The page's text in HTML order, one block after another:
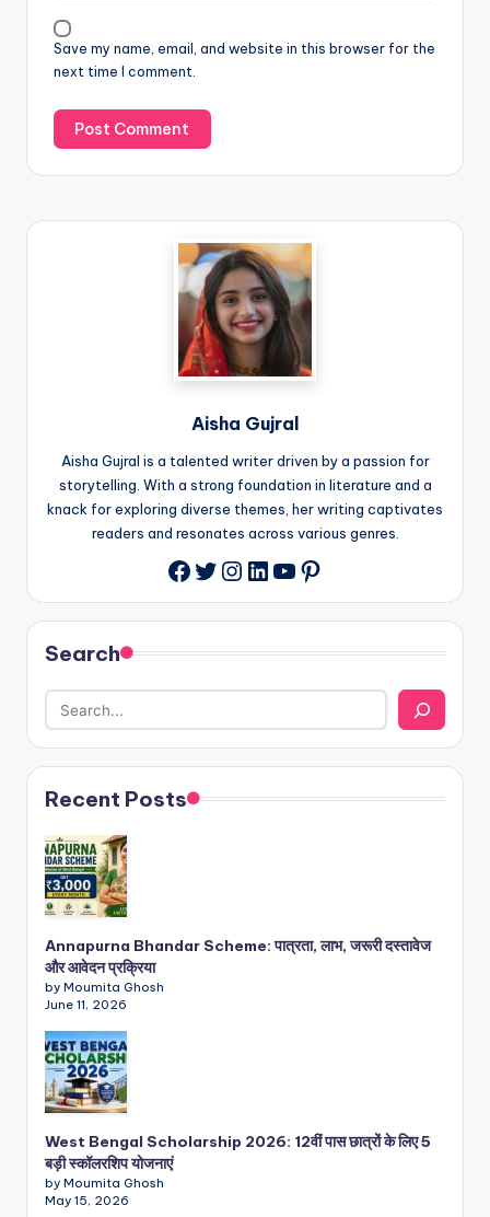
Save my name, email, and website in this browser for the
next time I comment.
Aisha Gujral
Aisha Gujral is a talented writer driven by a passion for
storytelling. With a strong foundation in literature and a
knack for exploring diverse themes, her writing captivates
readers and resonates across various genres.
Facebook
Twitter
Instagram
LinkedIn
YouTube
Pinterest
Search
Recent Posts
Annapurna Bhandar Scheme: पात्रता, लाभ, जरूरी दस्तावेज
और आवेदन प्रक्रिया
by Moumita Ghosh
June 11, 2026
West Bengal Scholarship 2026: 12वीं पास छात्रों के लिए 5
बड़ी स्कॉलरशिप योजनाएं
by Moumita Ghosh
May 15, 2026